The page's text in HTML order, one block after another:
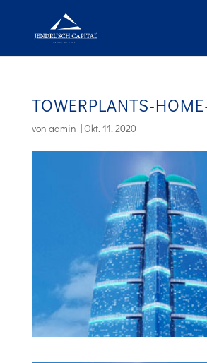
TOWERPLANTS-
von admin |Okt. 11, 2020